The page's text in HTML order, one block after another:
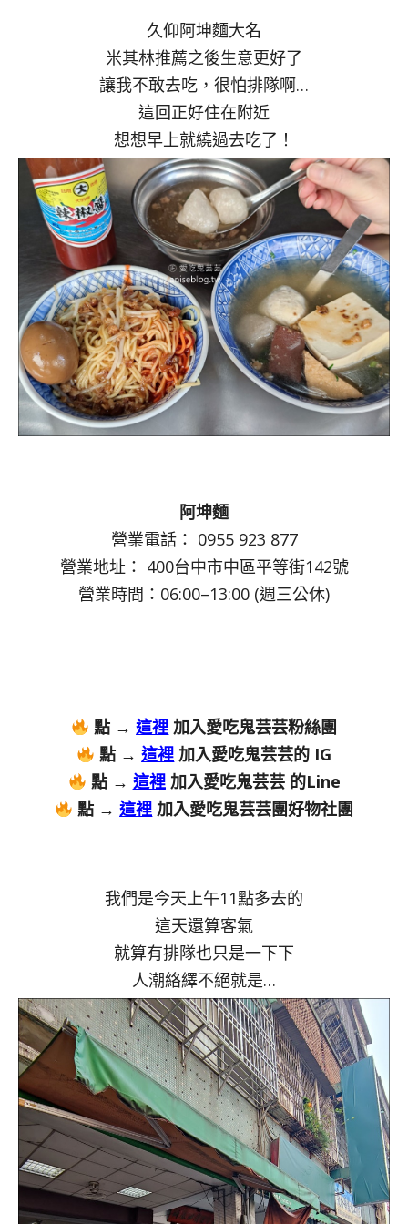
久仰阿坤麵大名
米其林推薦之後生意更好了
讓我不敢去吃，很怕排隊啊…
這回正好住在附近
想想早上就繞過去吃了！
阿坤麵
營業電話： 0955 923 877
營業地址： 400台中市中區平等街142號
營業時間：06:00–13:00 (週三公休)
點 → 這裡 加入愛吃鬼芸芸粉絲團
點 →這裡 加入愛吃鬼芸芸的 IG
點 → 這裡加入愛吃鬼芸芸 的Line
點 → 這裡 加入愛吃鬼芸芸團好物社團
我們是今天上午11點多去的
這天還算客氣
就算有排隊也只是一下下
人潮絡繹不絕就是…